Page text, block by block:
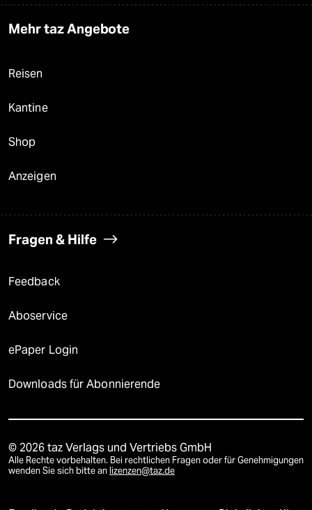
Mehr taz Angebote
Reisen
Kantine
Shop
Anzeigen
Fragen & Hilfe
Feedback
Aboservice
ePaper Login
Downloads für Abonnierende
© 2026 taz Verlags und Vertriebs GmbH
Alle Rechte vorbehalten. Bei rechtlichen Fragen oder für Genehmigungen
wenden Sie sich bitte an lizenzen@taz.de